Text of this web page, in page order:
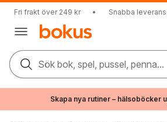
Fri frakt över 249 kr • Snabba
Sök bok, spel, pussel, penna...
Skapa nya rutiner – hälsoböcker